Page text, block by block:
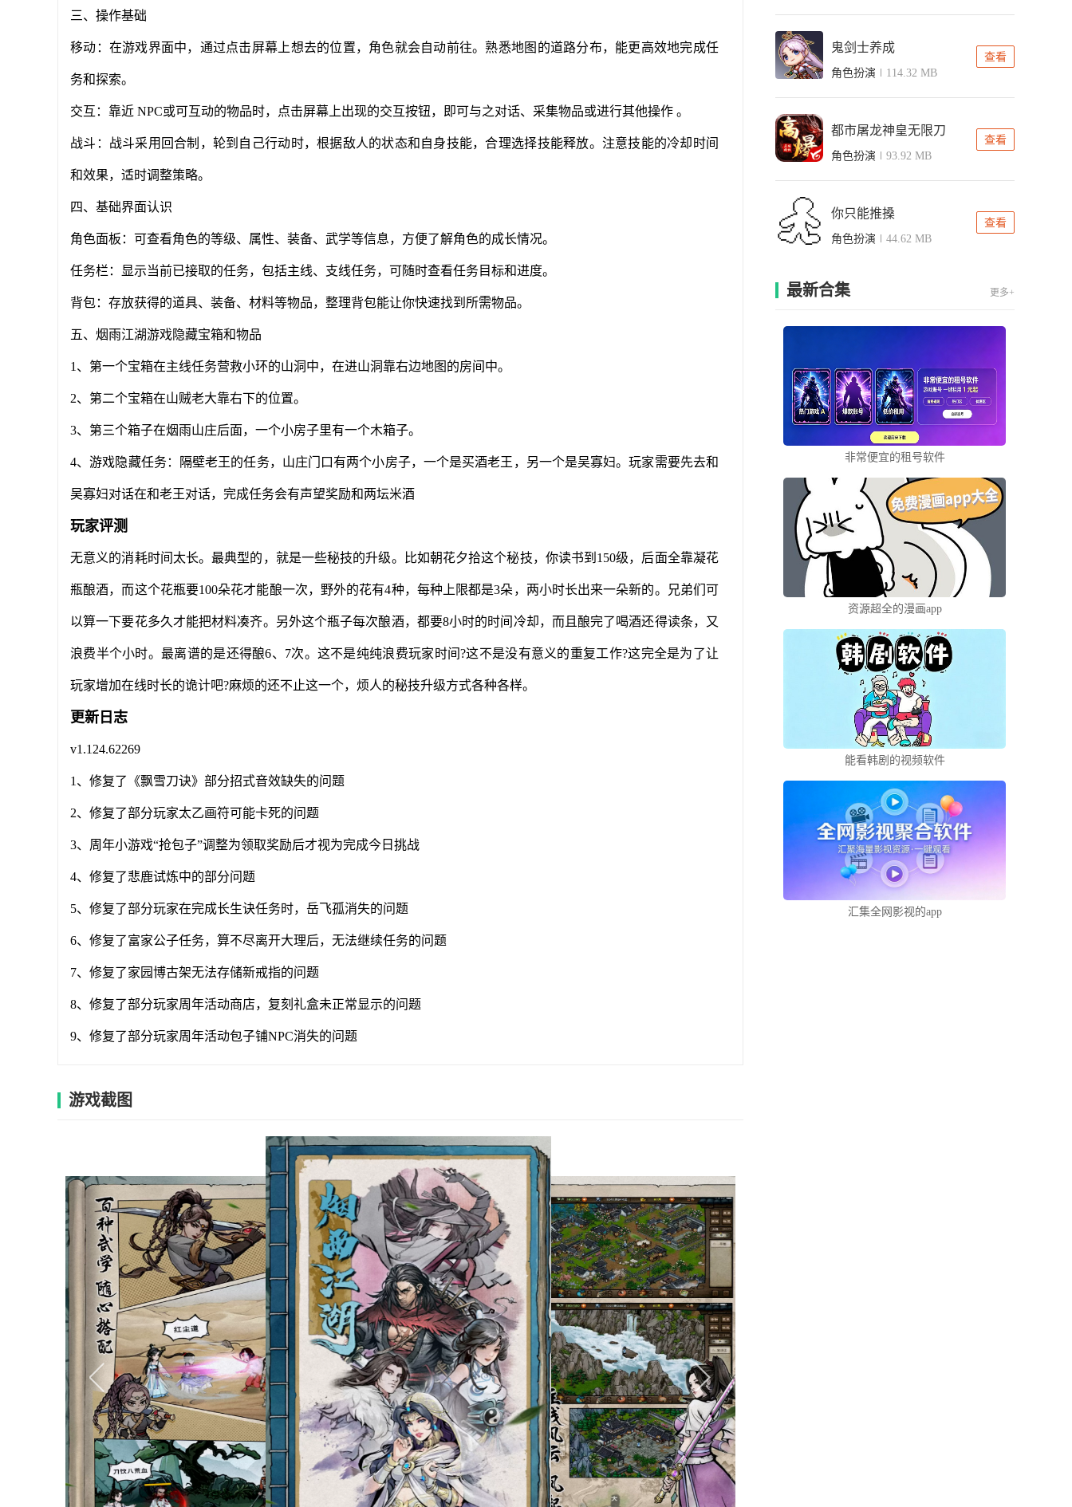
三、操作基础
移动：在游戏界面中，通过点击屏幕上想去的位置，角色就会自动前往。熟悉地图的道路分布，能更高效地完成任
务和探索。
交互：靠近 NPC或可互动的物品时，点击屏幕上出现的交互按钮，即可与之对话、采集物品或进行其他操作 。
战斗：战斗采用回合制，轮到自己行动时，根据敌人的状态和自身技能，合理选择技能释放。注意技能的冷却时间
和效果，适时调整策略。
四、基础界面认识
角色面板：可查看角色的等级、属性、装备、武学等信息，方便了解角色的成长情况。
任务栏：显示当前已接取的任务，包括主线、支线任务，可随时查看任务目标和进度。
背包：存放获得的道具、装备、材料等物品，整理背包能让你快速找到所需物品。
五、烟雨江湖游戏隐藏宝箱和物品
1、第一个宝箱在主线任务营救小环的山洞中，在进山洞靠右边地图的房间中。
2、第二个宝箱在山贼老大靠右下的位置。
3、第三个箱子在烟雨山庄后面，一个小房子里有一个木箱子。
4、游戏隐藏任务：隔壁老王的任务，山庄门口有两个小房子，一个是买酒老王，另一个是吴寡妇。玩家需要先去和
吴寡妇对话在和老王对话，完成任务会有声望奖励和两坛米酒
玩家评测
无意义的消耗时间太长。最典型的，就是一些秘技的升级。比如朝花夕拾这个秘技，你读书到150级，后面全靠凝花
瓶酿酒，而这个花瓶要100朵花才能酿一次，野外的花有4种，每种上限都是3朵，两小时长出来一朵新的。兄弟们可
以算一下要花多久才能把材料凑齐。另外这个瓶子每次酿酒，都要8小时的时间冷却，而且酿完了喝酒还得读条，又
浪费半个小时。最离谱的是还得酿6、7次。这不是纯纯浪费玩家时间?这不是没有意义的重复工作?这完全是为了让
玩家增加在线时长的诡计吧?麻烦的还不止这一个，烦人的秘技升级方式各种各样。
更新日志
v1.124.62269
1、修复了《飘雪刀诀》部分招式音效缺失的问题
2、修复了部分玩家太乙画符可能卡死的问题
3、周年小游戏“抢包子”调整为领取奖励后才视为完成今日挑战
4、修复了悲鹿试炼中的部分问题
5、修复了部分玩家在完成长生诀任务时，岳飞孤消失的问题
6、修复了富家公子任务，算不尽离开大理后，无法继续任务的问题
7、修复了家园博古架无法存储新戒指的问题
8、修复了部分玩家周年活动商店，复刻礼盒未正常显示的问题
9、修复了部分玩家周年活动包子铺NPC消失的问题
游戏截图
鬼剑士养成
角色扮演 114.32 MB
查看
都市屠龙神皇无限刀
角色扮演 93.92 MB
查看
你只能推搡
角色扮演 44.62 MB
查看
最新合集 更多+
非常便宜的租号软件
资源超全的漫画app
能看韩剧的视频软件
汇集全网影视的app